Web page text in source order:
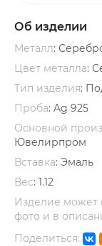
Об изделии
Металл:
Цвет металла:
Тип изделия:
Проба: Ag 925
Основной
Ювелирпром
Вставка: Эмаль
Вес: 1.12
Изделие может
фото и в
Поделиться: